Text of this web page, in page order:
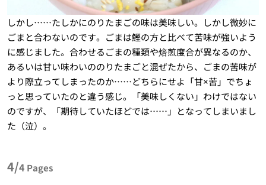
しかし……たしかにのりたまごの味は美味しい。しかし微妙に
ごまと合わないのです。ごまは鰹の方と比べて苦味が強いよう
に感じました。合わせるごまの種類や焙煎度合が異なるのか、
あるいは甘い味わいののりたまごと混ぜたから、ごまの苦味が
より際立ってしまったのか……どちらにせよ「甘×苦」でちょ
っと思っていたのと違う感じ。「美味しくない」わけではない
のですが、「期待していたほどでは……」となってしまいまし
た（泣）。
4/4 Pages